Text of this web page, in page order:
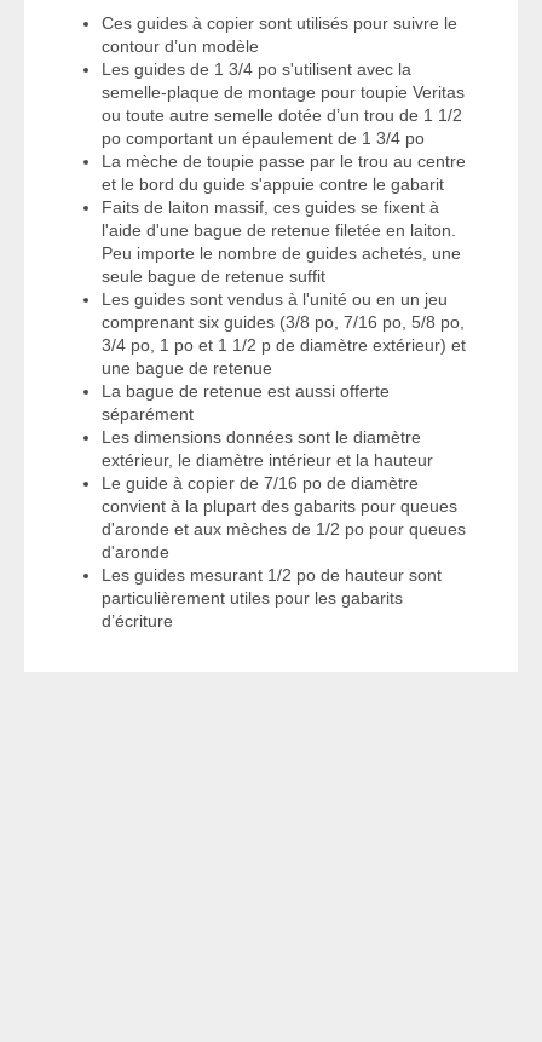
Ces guides à copier sont utilisés pour suivre le
contour d’un modèle
Les guides de 1 3/4 po s'utilisent avec la
semelle-plaque de montage pour toupie Veritas
ou toute autre semelle dotée d’un trou de 1 1/2
po comportant un épaulement de 1 3/4 po
La mèche de toupie passe par le trou au centre
et le bord du guide s'appuie contre le gabarit
Faits de laiton massif, ces guides se fixent à
l'aide d'une bague de retenue filetée en laiton.
Peu importe le nombre de guides achetés, une
seule bague de retenue suffit
Les guides sont vendus à l'unité ou en un jeu
comprenant six guides (3/8 po, 7/16 po, 5/8 po,
3/4 po, 1 po et 1 1/2 p de diamètre extérieur) et
une bague de retenue
La bague de retenue est aussi offerte
séparément
Les dimensions données sont le diamètre
extérieur, le diamètre intérieur et la hauteur
Le guide à copier de 7/16 po de diamètre
convient à la plupart des gabarits pour queues
d'aronde et aux mèches de 1/2 po pour queues
d'aronde
Les guides mesurant 1/2 po de hauteur sont
particulièrement utiles pour les gabarits
d’écriture